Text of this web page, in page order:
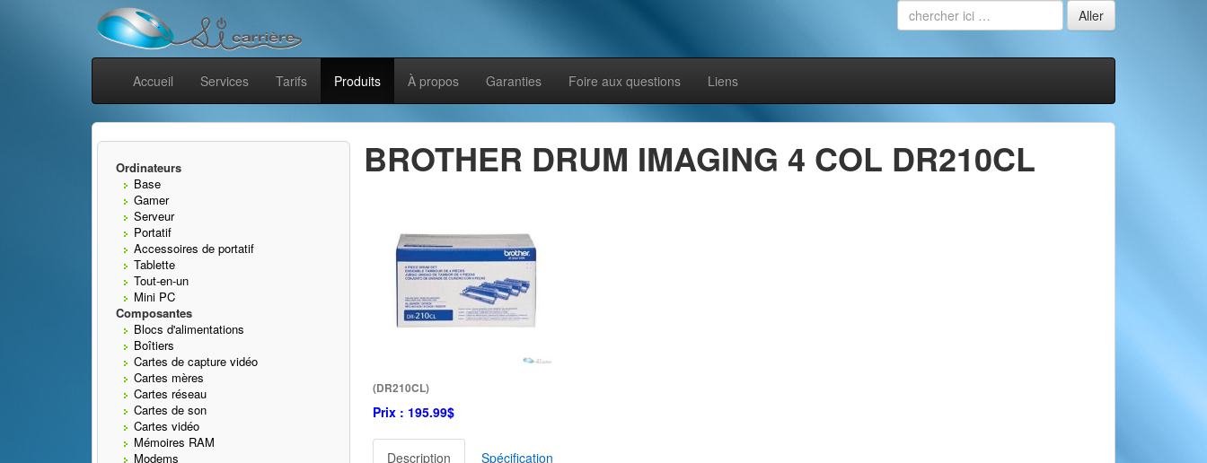
Accueil Services Tarifs Produits À propos Garanties Foire aux questions Liens
Ordinateurs
Base
Gamer
Serveur
Portatif
Accessoires de portatif
Tablette
Tout-en-un
Mini PC
Composantes
Blocs d'alimentations
Boîtiers
Cartes de capture vidéo
Cartes mères
Cartes réseau
Cartes de son
Cartes vidéo
Mémoires RAM
Modems
BROTHER DRUM IMAGING 4 COL DR210CL
(DR210CL)
Prix : 195.99$
Description
Spécification